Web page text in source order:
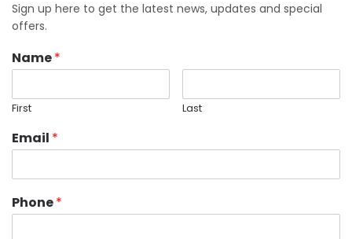
Sign up here to get the latest news, updates and special
offers.
Name*
First Last
Email *
Phone*